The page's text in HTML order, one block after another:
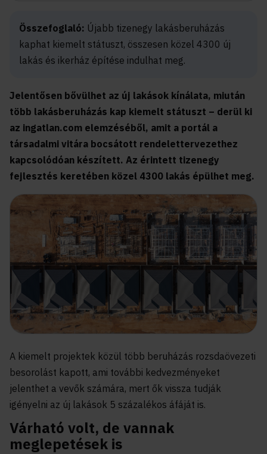
Összefoglaló: Újabb tizenegy lakásberuházás
kaphat kiemelt státuszt, összesen közel 4300 új
lakás és ikerház építése indulhat meg.
Jelentősen bővülhet az új lakások kínálata, miután
több lakásberuházás kap kiemelt státuszt – derül ki
az ingatlan.com elemzéséből, amit a portál a
társadalmi vitára bocsátott rendelettervezethez
kapcsolódóan készített. Az érintett tizenegy
fejlesztés keretében közel 4300 lakás épülhet meg.
A kiemelt projektek közül több beruházás rozsdaövezeti
besorolást kapott, ami további kedvezményeket
jelenthet a vevők számára, mert ők vissza tudják
igényelni az új lakások 5 százalékos áfáját is.
Várható volt, de vannak
meglepetések is